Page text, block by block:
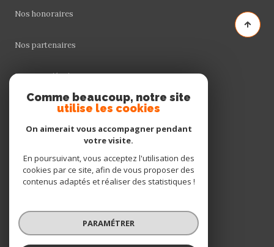
Nos honoraires
Nos partenaires
Mentions légales
Cookies
© 2026 | Tous droits réservés
Comme beaucoup, notre site
utilise les cookies
On aimerait vous accompagner pendant
votre visite.
En poursuivant, vous acceptez l'utilisation des
cookies par ce site, afin de vous proposer des
contenus adaptés et réaliser des statistiques !
PARAMÉTRER